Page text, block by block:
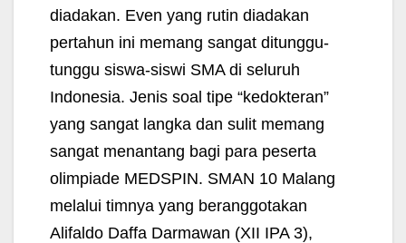
diadakan. Even yang rutin diadakan
pertahun ini memang sangat ditunggu-
tunggu siswa-siswi SMA di seluruh
Indonesia. Jenis soal tipe “kedokteran”
yang sangat langka dan sulit memang
sangat menantang bagi para peserta
olimpiade MEDSPIN. SMAN 10 Malang
melalui timnya yang beranggotakan
Alifaldo Daffa Darmawan (XII IPA 3),